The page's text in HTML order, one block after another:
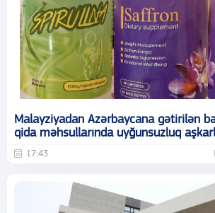
Malayziyadan Azərbaycana gətirilən
qida məhsullarında uyğunsuzluq
17:43